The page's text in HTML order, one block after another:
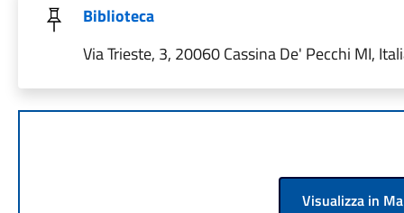
Biblioteca
Via Trieste, 3, 20060 Cassina De' Pecchi MI,
Visualizza in